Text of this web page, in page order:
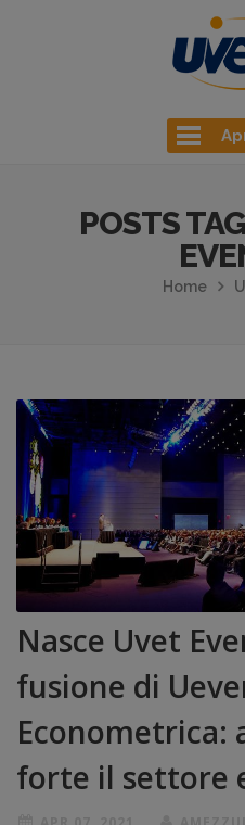
POSTS
Home
Nasce Uvet
fusione di
Econometrica:
forte il settore